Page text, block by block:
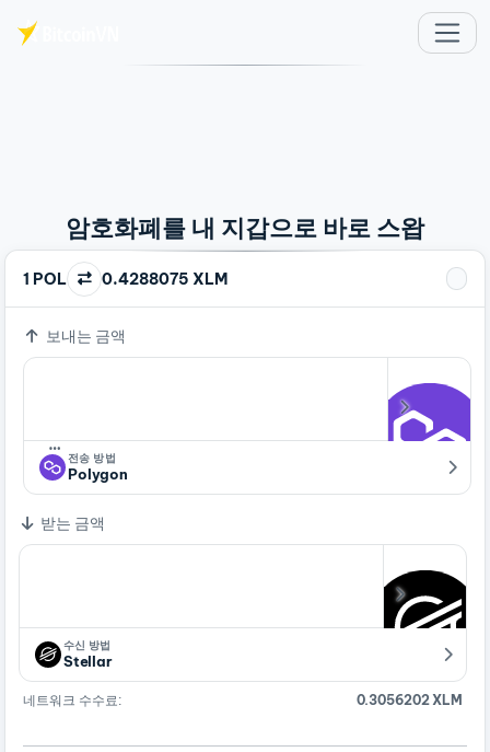
암호화폐를 내 지갑으로 바로 스왑
1 POL 0.4288075 XLM
보내는 금액
…
전송 방법
Polygon
받는 금액
수신 방법
Stellar
네트워크 수수료: 0.3056202 XLM